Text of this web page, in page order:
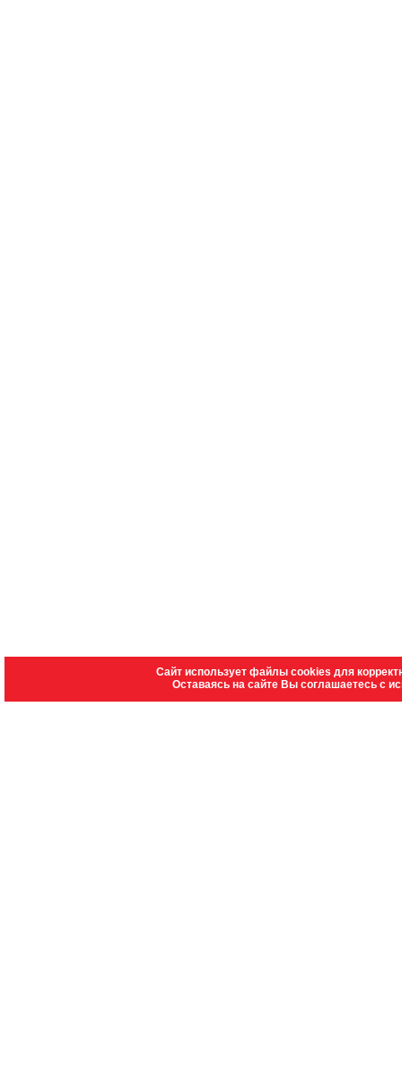
Сайт использует файлы cookies для
Оставаясь на сайте Вы соглашаетесь с